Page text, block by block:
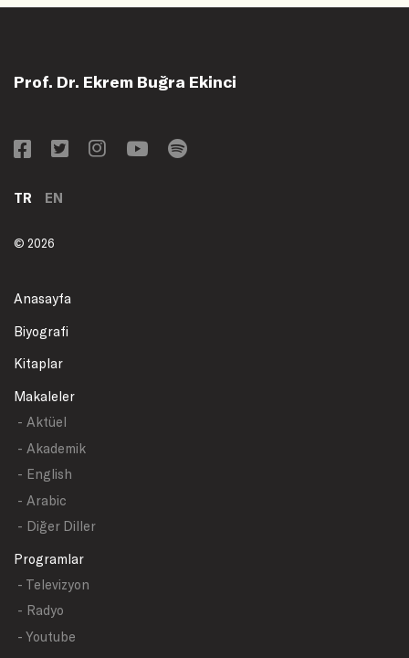
Prof. Dr. Ekrem Buğra Ekinci
TR EN
© 2026
Anasayfa
Biyografi
Kitaplar
Makaleler
- Aktüel
- Akademik
- English
- Arabic
- Diğer Diller
Programlar
- Televizyon
- Radyo
- Youtube